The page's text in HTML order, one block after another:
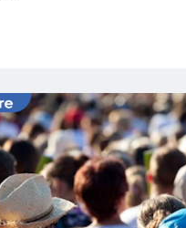
trimestre 3 - Alpes-
Visuel